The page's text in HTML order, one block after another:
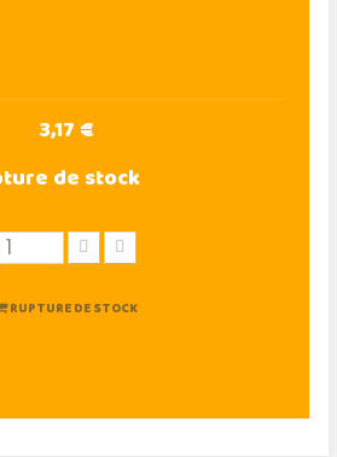
3,17 €
de stock
RUPTURE DE STOCK